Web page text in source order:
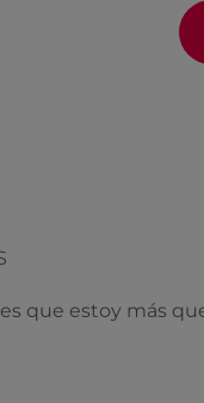
que estoy más